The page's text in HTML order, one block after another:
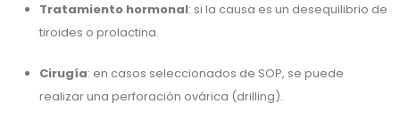
Tratamiento hormonal: si la causa es un desequilibrio de
tiroides o prolactina.
Cirugía: en casos seleccionados de SOP, se puede
realizar una perforación ovárica (drilling).